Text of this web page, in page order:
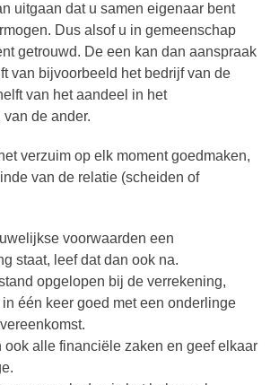
uitgaan dat u samen eigenaar bent
Dus alsof u in gemeenschap
getrouwd. De een kan dan aanspraak
van bijvoorbeeld het bedrijf van de
van het aandeel in het
de ander.
verzuim op elk moment goedmaken,
van de relatie (scheiden of
voorwaarden een
staat, leef dat dan ook na.
opgelopen bij de verrekening,
één keer goed met een onderlinge
ook alle financiële zaken en geef elkaar